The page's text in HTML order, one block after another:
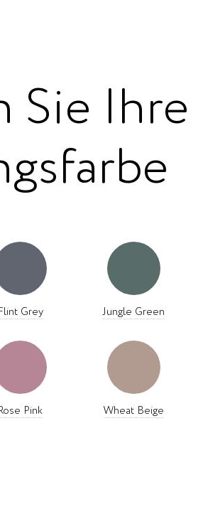
Sie Ihre
Grey Jungle Green
Pink Wheat Beige